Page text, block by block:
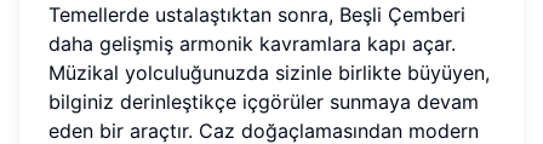
Temellerde ustalaştıktan sonra, Beşli Çemberi
daha gelişmiş armonik kavramlara kapı açar.
Müzikal yolculuğunuzda sizinle birlikte büyüyen,
bilginiz derinleştikçe içgörüler sunmaya devam
eden bir araçtır. Caz doğaçlamasından modern